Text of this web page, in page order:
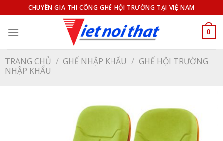
qua
nội
CHUYÊN GIA THI CÔNG GHẾ HỘI TRƯỜNG TẠI VIỆ NAM
0
TRANG CHỦ / GHẾ NHẬP KHẨU / GHẾ HỘI TRƯỜNG
NHẬP KHẨU